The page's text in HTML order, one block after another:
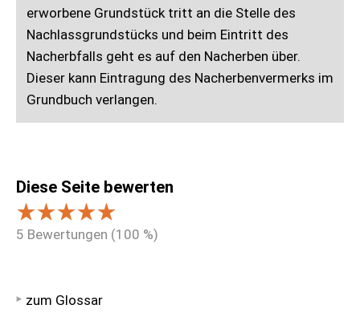
erworbene Grundstück tritt an die Stelle des
Nachlassgrundstücks und beim Eintritt des
Nacherbfalls geht es auf den Nacherben über.
Dieser kann Eintragung des Nacherbenvermerks im
Grundbuch verlangen.
Diese Seite bewerten
5 Bewertungen (100 %)
zum Glossar